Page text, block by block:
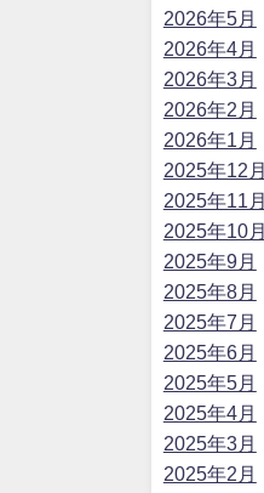
2026年5月
2026年4月
2026年3月
2026年2月
2026年1月
2025年12月
2025年11月
2025年10月
2025年9月
2025年8月
2025年7月
2025年6月
2025年5月
2025年4月
2025年3月
2025年2月